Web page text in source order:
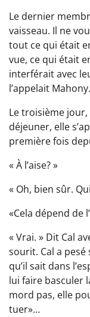
Le dernier
vaisseau. Il ne
tout ce qui était
vue, ce qui était
interférait avec
l’appelait Mahony.
Le troisième
déjeuner, elle
première fois
« À l’aise? »
« Oh, bien sûr.
«Cela dépend de
« Vrai. » Dit Cal
sourit. Cal a
qu’il sait dans
lui faire basculer
mord pas, elle
tuer»…